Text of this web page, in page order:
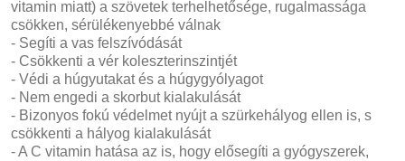
vitamin miatt) a szövetek terhelhetősége, rugalmassága
csökken, sérülékenyebbé válnak
- Segíti a vas felszívódását
- Csökkenti a vér koleszterinszintjét
- Védi a húgyutakat és a húgygyólyagot
- Nem engedi a skorbut kialakulását
- Bizonyos fokú védelmet nyújt a szürkehályog ellen is, s
csökkenti a hályog kialakulását
- A C vitamin hatása az is, hogy elősegíti a gyógyszerek,